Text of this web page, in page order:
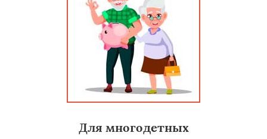
Для многодетных